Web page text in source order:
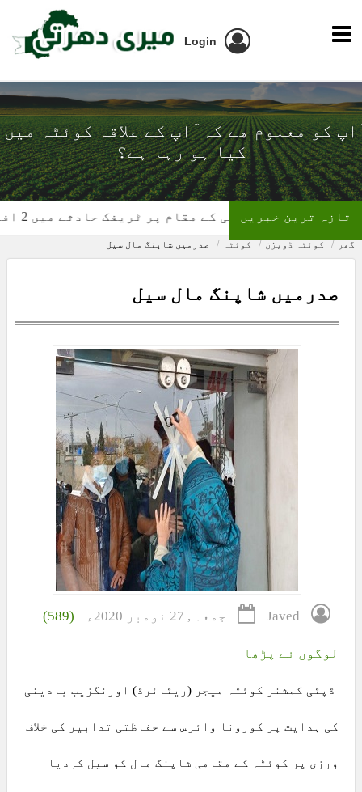
Login
ٓاپ کو معلوم ھے کہ ٓاپ کے علاقہ کوئٹہ میں
کیا ہو رہا ہے؟
پیر علیزئی کے مقام پر ٹریفک حادثے میں 2 افراد جان کی بازی ہار گئے
تازہ ترین خبریں
گھر کوئٹہ ڈویژن کوئٹہ صدرمیں شاپنگ مال سیل
صدرمیں شاپنگ مال سیل
Javed جمعہ , 27 نومبر 2020ء (589)
لوگوں نے پڑھا
ڈپٹی کمشنر کوئٹہ میجر (ریٹائرڈ) اورنگزیب بادینی
کی ہدایت پر کورونا وائرس سے حفاظتی تدابیر کی خلاف
ورزی پر کوئٹہ کے مقامی شاپنگ مال کو سیل کردیا